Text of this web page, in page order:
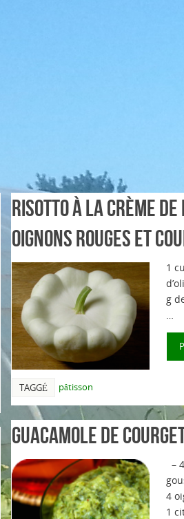
Risotto à la crème de
oignons rouges et
1
g
…
TAGGÉ pâtisson
Guacamole de
–
4
1
Vente du
Faîtes un